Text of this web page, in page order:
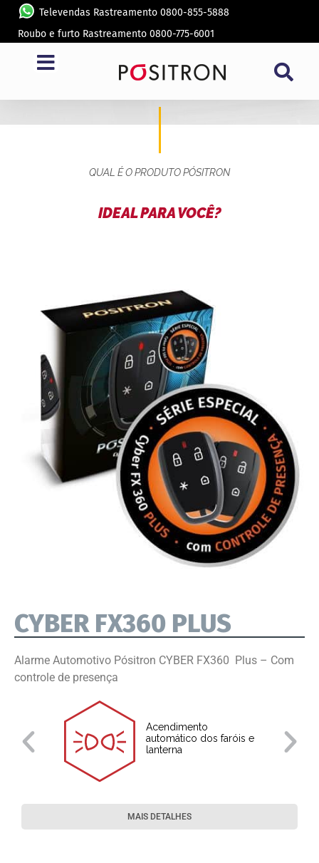
Televendas Rastreamento 0800-855-5888
Roubo e furto Rastreamento 0800-775-6001
CENTRAL MULTIMIDIA T-CROSS
QUAL É O PRODUTO PÓSITRON
IDEAL PARA VOCÊ?
CYBER FX360 PLUS
Alarme Automotivo Pósitron CYBER FX360 Plus – Com
controle de presença
Acendimento
automático dos faróis e
lanterna
MAIS DETALHES